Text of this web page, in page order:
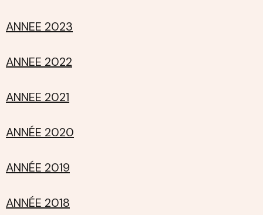
ANNEE 2023
ANNEE 2022
ANNEE 2021
ANNÉE 2020
ANNÉE 2019
ANNÉE 2018